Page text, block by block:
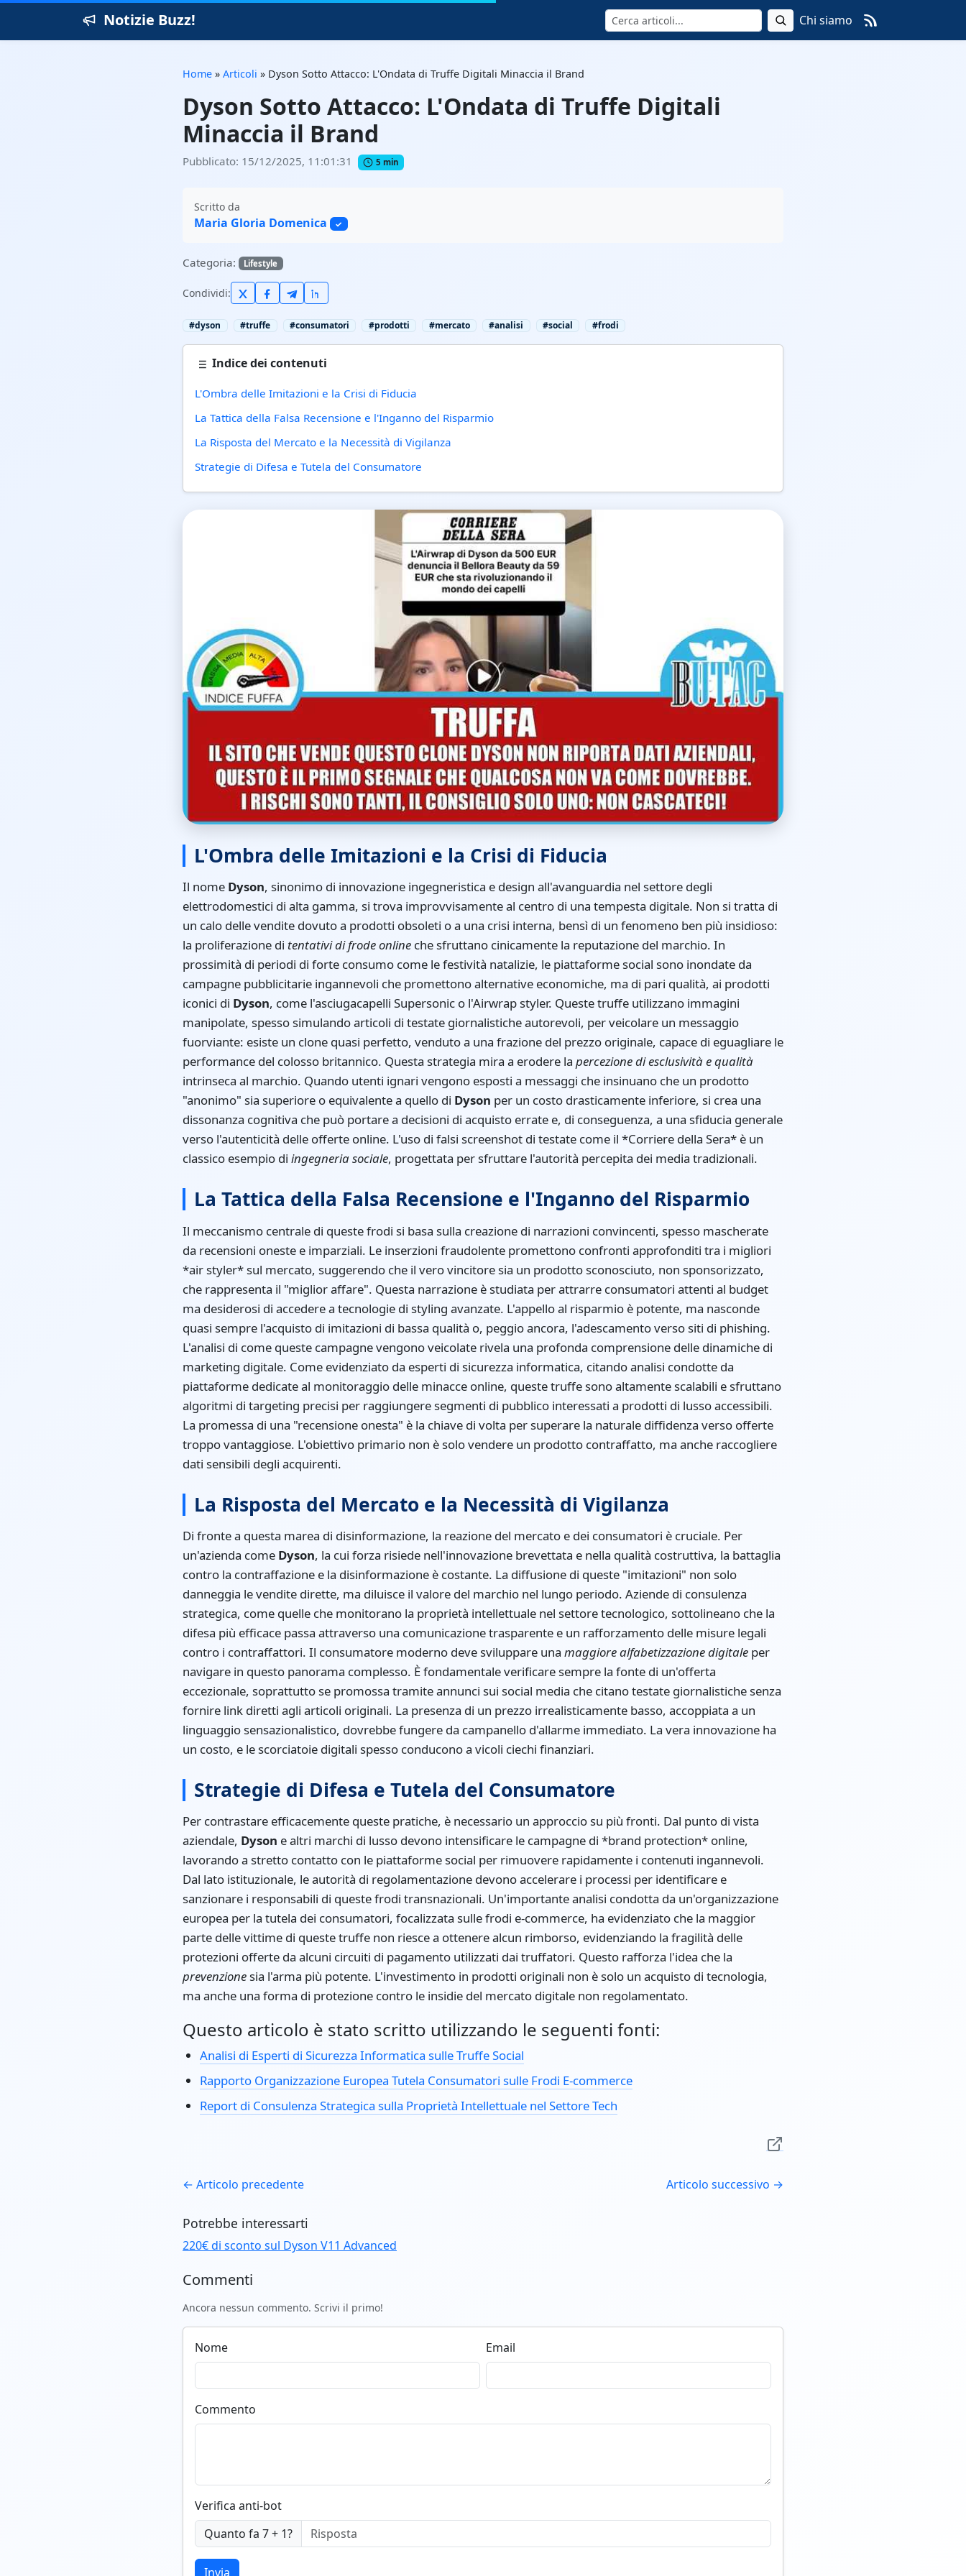
Notizie Buzz! Cerca Chi siamo
Home » Articoli » Dyson Sotto Attacco: L'Ondata di Truffe Digitali Minaccia il Brand
Dyson Sotto Attacco: L'Ondata di Truffe Digitali
Minaccia il Brand
Pubblicato: 15/12/2025, 11:01:31 5 min
Scritto da
Maria Gloria Domenica ✓
Categoria: Lifestyle
Condividi:
#dyson #truffe #consumatori #prodotti #mercato #analisi #social #frodi
Indice dei contenuti
L'Ombra delle Imitazioni e la Crisi di Fiducia
La Tattica della Falsa Recensione e l'Inganno del Risparmio
La Risposta del Mercato e la Necessità di Vigilanza
Strategie di Difesa e Tutela del Consumatore
L'Ombra delle Imitazioni e la Crisi di Fiducia
Il nome Dyson, sinonimo di innovazione ingegneristica e design all'avanguardia nel settore degli
elettrodomestici di alta gamma, si trova improvvisamente al centro di una tempesta digitale. Non si tratta di
un calo delle vendite dovuto a prodotti obsoleti o a una crisi interna, bensì di un fenomeno ben più insidioso:
la proliferazione di tentativi di frode online che sfruttano cinicamente la reputazione del marchio. In
prossimità di periodi di forte consumo come le festività natalizie, le piattaforme social sono inondate da
campagne pubblicitarie ingannevoli che promettono alternative economiche, ma di pari qualità, ai prodotti
iconici di Dyson, come l'asciugacapelli Supersonic o l'Airwrap styler. Queste truffe utilizzano immagini
manipolate, spesso simulando articoli di testate giornalistiche autorevoli, per veicolare un messaggio
fuorviante: esiste un clone quasi perfetto, venduto a una frazione del prezzo originale, capace di eguagliare le
performance del colosso britannico. Questa strategia mira a erodere la percezione di esclusività e qualità
intrinseca al marchio. Quando utenti ignari vengono esposti a messaggi che insinuano che un prodotto
"anonimo" sia superiore o equivalente a quello di Dyson per un costo drasticamente inferiore, si crea una
dissonanza cognitiva che può portare a decisioni di acquisto errate e, di conseguenza, a una sfiducia generale
verso l'autenticità delle offerte online. L'uso di falsi screenshot di testate come il *Corriere della Sera* è un
classico esempio di ingegneria sociale, progettata per sfruttare l'autorità percepita dei media tradizionali.
La Tattica della Falsa Recensione e l'Inganno del Risparmio
Il meccanismo centrale di queste frodi si basa sulla creazione di narrazioni convincenti, spesso mascherate
da recensioni oneste e imparziali. Le inserzioni fraudolente promettono confronti approfonditi tra i migliori
*air styler* sul mercato, suggerendo che il vero vincitore sia un prodotto sconosciuto, non sponsorizzato,
che rappresenta il "miglior affare". Questa narrazione è studiata per attrarre consumatori attenti al budget
ma desiderosi di accedere a tecnologie di styling avanzate. L'appello al risparmio è potente, ma nasconde
quasi sempre l'acquisto di imitazioni di bassa qualità o, peggio ancora, l'adescamento verso siti di phishing.
L'analisi di come queste campagne vengono veicolate rivela una profonda comprensione delle dinamiche di
marketing digitale. Come evidenziato da esperti di sicurezza informatica, citando analisi condotte da
piattaforme dedicate al monitoraggio delle minacce online, queste truffe sono altamente scalabili e sfruttano
algoritmi di targeting precisi per raggiungere segmenti di pubblico interessati a prodotti di lusso accessibili.
La promessa di una "recensione onesta" è la chiave di volta per superare la naturale diffidenza verso offerte
troppo vantaggiose. L'obiettivo primario non è solo vendere un prodotto contraffatto, ma anche raccogliere
dati sensibili degli acquirenti.
La Risposta del Mercato e la Necessità di Vigilanza
Di fronte a questa marea di disinformazione, la reazione del mercato e dei consumatori è cruciale. Per
un'azienda come Dyson, la cui forza risiede nell'innovazione brevettata e nella qualità costruttiva, la battaglia
contro la contraffazione e la disinformazione è costante. La diffusione di queste "imitazioni" non solo
danneggia le vendite dirette, ma diluisce il valore del marchio nel lungo periodo. Aziende di consulenza
strategica, come quelle che monitorano la proprietà intellettuale nel settore tecnologico, sottolineano che la
difesa più efficace passa attraverso una comunicazione trasparente e un rafforzamento delle misure legali
contro i contraffattori. Il consumatore moderno deve sviluppare una maggiore alfabetizzazione digitale per
navigare in questo panorama complesso. È fondamentale verificare sempre la fonte di un'offerta
eccezionale, soprattutto se promossa tramite annunci sui social media che citano testate giornalistiche senza
fornire link diretti agli articoli originali. La presenza di un prezzo irrealisticamente basso, accoppiata a un
linguaggio sensazionalistico, dovrebbe fungere da campanello d'allarme immediato. La vera innovazione ha
un costo, e le scorciatoie digitali spesso conducono a vicoli ciechi finanziari.
Strategie di Difesa e Tutela del Consumatore
Per contrastare efficacemente queste pratiche, è necessario un approccio su più fronti. Dal punto di vista
aziendale, Dyson e altri marchi di lusso devono intensificare le campagne di *brand protection* online,
lavorando a stretto contatto con le piattaforme social per rimuovere rapidamente i contenuti ingannevoli.
Dal lato istituzionale, le autorità di regolamentazione devono accelerare i processi per identificare e
sanzionare i responsabili di queste frodi transnazionali. Un'importante analisi condotta da un'organizzazione
europea per la tutela dei consumatori, focalizzata sulle frodi e-commerce, ha evidenziato che la maggior
parte delle vittime di queste truffe non riesce a ottenere alcun rimborso, evidenziando la fragilità delle
protezioni offerte da alcuni circuiti di pagamento utilizzati dai truffatori. Questo rafforza l'idea che la
prevenzionesia l'arma più potente. L'investimento in prodotti originali non è solo un acquisto di tecnologia,
ma anche una forma di protezione contro le insidie del mercato digitale non regolamentato.
Questo articolo è stato scritto utilizzando le seguenti fonti:
Analisi di Esperti di Sicurezza Informatica sulle Truffe Social
Rapporto Organizzazione Europea Tutela Consumatori sulle Frodi E-commerce
Report di Consulenza Strategica sulla Proprietà Intellettuale nel Settore Tech
← Articolo precedente Articolo successivo →
Potrebbe interessarti
220€ di sconto sul Dyson V11 Advanced
Commenti
Ancora nessun commento. Scrivi il primo!
Nome Email
Commento
Verifica anti-bot
Quanto fa 7 + 1?
Invia